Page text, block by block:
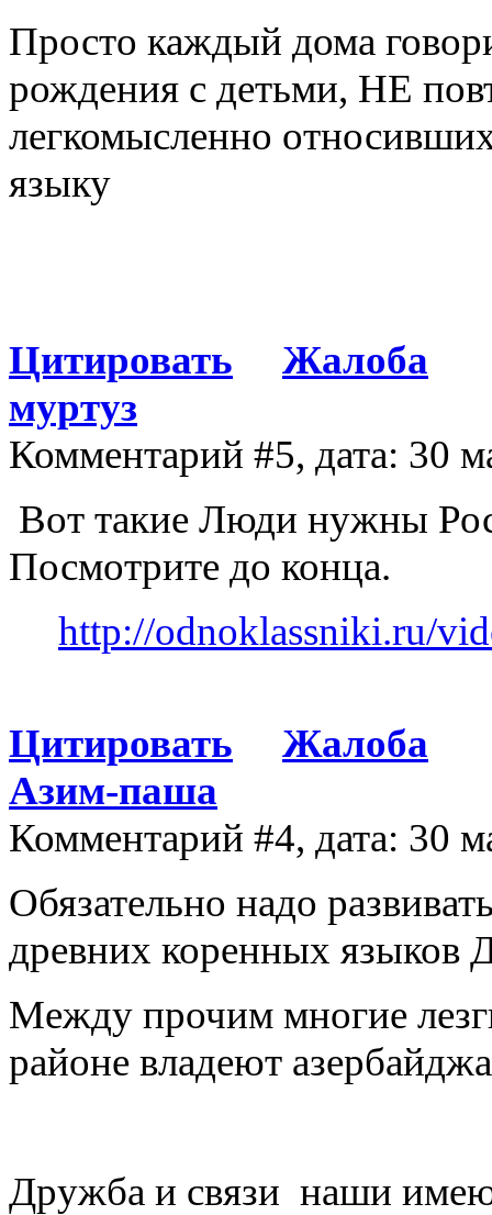
Просто каждый дома
рождения с детьми, НЕ
легкомысленно
языку
Цитировать
Жалоба
муртуз
Комментарий #5, дата: 30
Вот такие Люди нужны
Посмотрите до конца.
http://odnoklassniki.ru/
Цитировать
Жалоба
Азим-паша
Комментарий #4, дата: 30
Обязательно надо
древних коренных языков
Между прочим многие
районе владеют
Дружба и связи наши